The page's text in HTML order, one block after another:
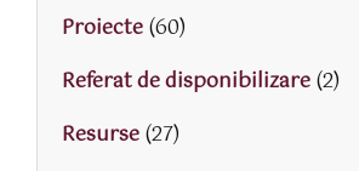
Proiecte(60)
Referat de disponibilizare(2)
Resurse(27)